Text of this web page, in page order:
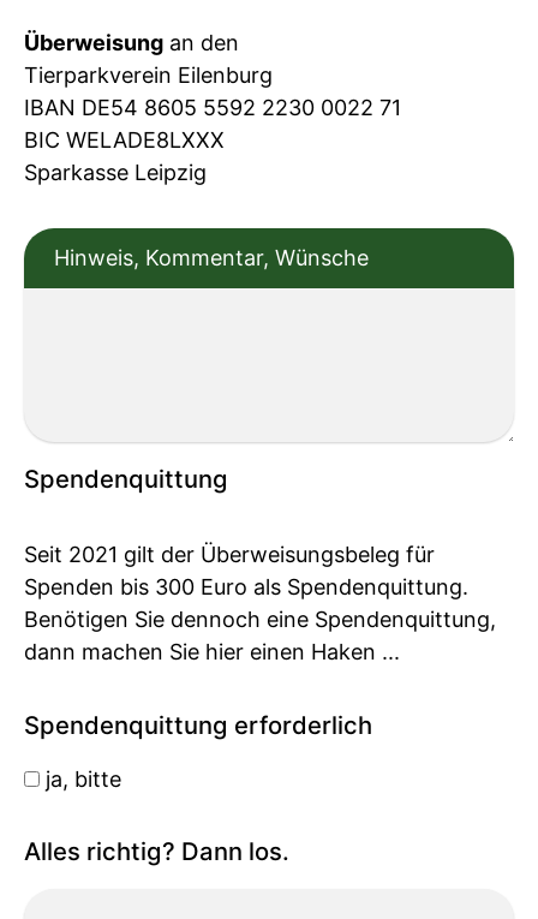
Überweisung an den
Tierparkverein Eilenburg
IBAN DE54 8605 5592 2230 0022 71
BIC WELADE8LXXX
Sparkasse Leipzig
Hinweis, Kommentar, Wünsche
Spendenquittung
Seit 2021 gilt der Überweisungsbeleg für
Spenden bis 300 Euro als Spendenquittung.
Benötigen Sie dennoch eine Spendenquittung,
dann machen Sie hier einen Haken ...
Spendenquittung erforderlich
ja, bitte
Alles richtig? Dann los.